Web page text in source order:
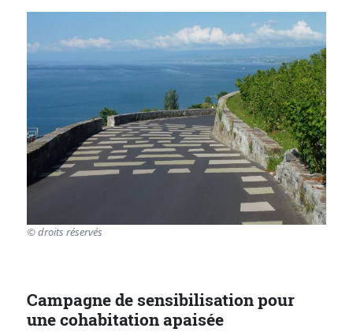
© droits réservés
Campagne de sensibilisation pour
une cohabitation apaisée